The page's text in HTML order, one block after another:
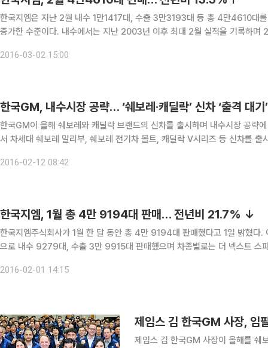
한국지엠은 지난 2월 내수 1만1417대, 수출 3만3193대 등 총 4만4610대
증가한 수준이다. 내수에서는 지난 2003년 이후 최대 2월 실적을 기록하며 24.6% 성장률을 기록했다. 특히 작년 하반기 출시한 쉐보레
2016-03-02 15:00
한국GM, 내수시장 공략… ‘쉐보레·캐딜락’ 신차 ‘출격 대기’
한국GM이 올해 쉐보레와 캐딜락 브랜드의 신차를 출시하며 내수시장 공략에 나선다. 12일 자동차 업계에 따르면 한국GM
서 차세대 쉐보레 말리부, 쉐보레 전기차 볼트, 캐딜락 V시리즈 등 신차를 출시할 예정이다. 지난해 쉐보레 브랜드
2016-02-12 08:42
한국지엠, 1월 총 4만 9194대 판매… 전년비 21.7% ↓
한국지엠주식회사가 1월 한 달 동안 총 4만 9194대 판매했다고 1일 밝혔다. 이
으로 내수 9279대, 수출 3만 9915대 판매했으며 차종별로는 더 넥스트 스파크는
2016-02-01 14:15
제임스 김 한국GM 사장, 임
제임스 김 한국GM 사장이 올해를 쉐